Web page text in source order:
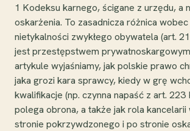
1 Kodeksu karnego, ścigane z urzędu, a
oskarżenia. To zasadnicza różnica
nietykalności zwykłego obywatela (art.
jest przestępstwem
artykule wyjaśniamy, jak polskie prawo
jaka grozi kara sprawcy, kiedy w grę
kwalifikacje (np. czynna napaść z art. 223
polega obrona, a także jak rola
stronie pokrzywdzonego i po stronie